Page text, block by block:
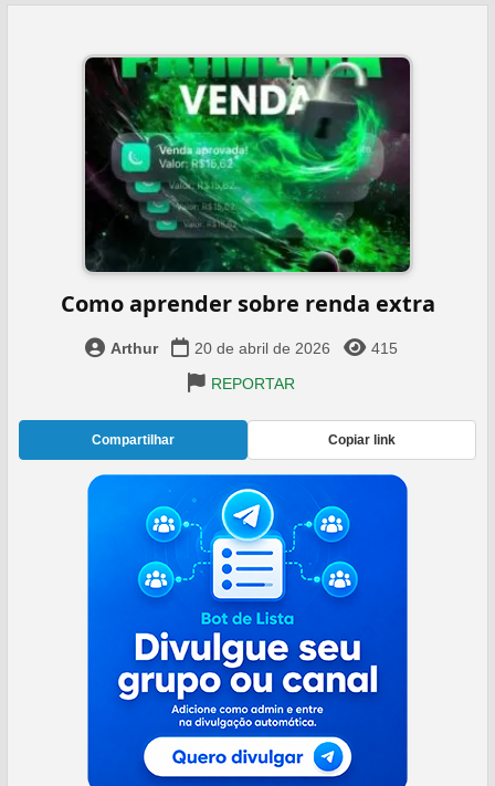
Como aprender sobre renda extra
Arthur 20 de abril de 2026
415
REPORTAR
Compartilhar Copiar link